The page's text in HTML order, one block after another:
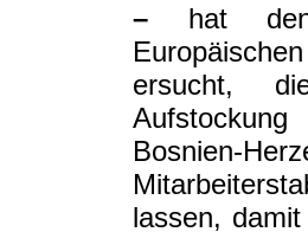
– hat den
ersucht,
Bosnien-
lassen,